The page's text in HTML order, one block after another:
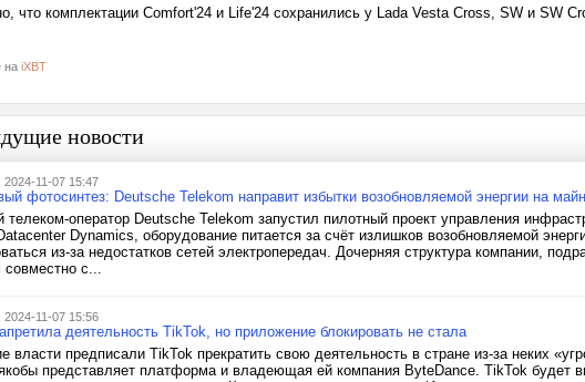
что комплектации Comfort'24 и Life'24 сохранились у Lada Vesta Cross, SW и SW
на iXBT
новости
, 2024-11-07 15:47
фотосинтез: Deutsche Telekom направит избытки возобновляемой энергии на
телеком-оператор Deutsche Telekom запустил пилотный проект управления
Dynamics, оборудование питается за счёт излишков возобновляемой
из-за недостатков сетей электропередач. Дочерняя структура компании,
совместно с...
, 2024-11-07 15:56
деятельность TikTok, но приложение блокировать не стала
власти предписали TikTok прекратить свою деятельность в стране из-за неких
представляет платформа и владеющая ей компания ByteDance. TikTok будет